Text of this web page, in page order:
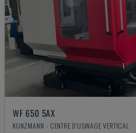
WF 650 5AX
KUNZMANN - CENTRE D'USINAGE VERTICAL